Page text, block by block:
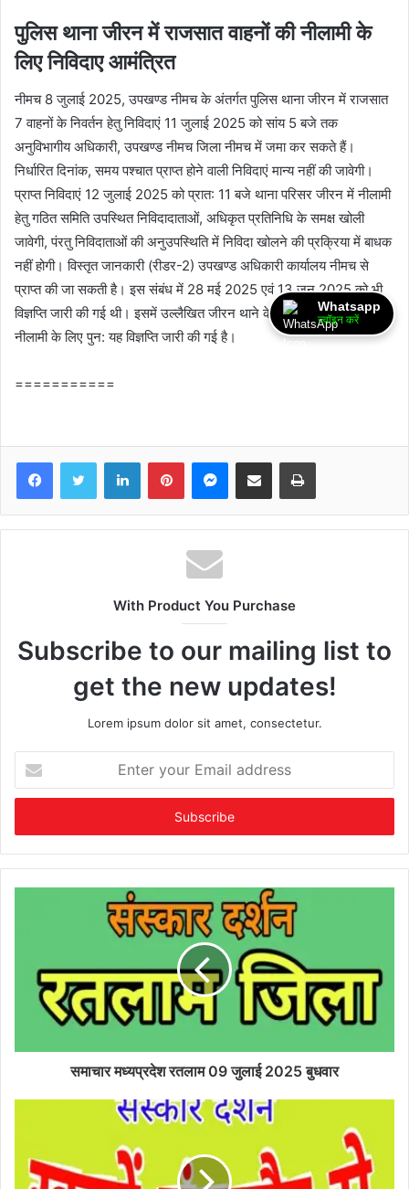
पुलिस थाना जीरन में राजसात वाहनों की नीलामी के
लिए निविदाए आमंत्रित
नीमच 8 जुलाई 2025, उपखण्‍ड नीमच के अंतर्गत पुलिस थाना जीरन में राजसात
7 वाहनों के निवर्तन हेतु निविदाएं 11 जुलाई 2025 को सांय 5 बजे तक
अनुविभागीय अधिकारी, उपखण्‍ड नीमच जिला नीमच में जमा कर सकते हैं।
निर्धारित दिनांक, समय पश्‍चात प्राप्‍त होने वाली निविदाएं मान्‍य नहीं की जावेगी।
प्राप्‍त निविदाएं 12 जुलाई 2025 को प्रात: 11 बजे थाना परिसर जीरन में नीलामी
हेतु गठित समिति उपस्थित निविदादाताओं, अधिकृत प्रति‍निधि के समक्ष खोली
जावेगी, पंरतु निविदाताओं की अनुउपस्थिति में निविदा खोलने की प्रक्रिया में बाधक
नहीं होगी। विस्‍तृत जानकारी (रीडर-2) उपखण्‍ड अधिकारी कार्यालय नीमच से
प्राप्‍त की जा सकती है। इस संबंध में 28 मई 2025 एवं 13 जून 2025 को भी
विज्ञप्ति जारी की गई थी। इसमें उल्‍लैखित जीरन थाने के राजसात 7 वाहनों की
नीलामी के लिए पुन: यह विज्ञप्ति जारी की गई है।
===========
FacebookTwitter LinkedInPinterestMessenger
Share via Email Print
With Product You Purchase
Subscribe to our mailing list to
get the new updates!
Lorem ipsum dolor sit amet, consectetur.
your
Email
समाचार मध्यप्रदेश रतलाम 09 जुलाई 2025 बुधवार
Whatsapp
ज्वॉइन करें